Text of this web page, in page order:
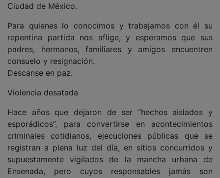
Ciudad de México.
Para quienes lo conocimos y trabajamos con él su
repentina partida nos aflige, y esperamos que sus
padres, hermanos, familiares y amigos encuentren
consuelo y resignación.
Descanse en paz.
Violencia desatada
Hace años que dejaron de ser “hechos aislados y
esporádicos”, para convertirse en acontecimientos
criminales cotidianos, ejecuciones públicas que se
registran a plena luz del día, en sitios concurridos y
supuestamente vigilados de la mancha urbana de
Ensenada, pero cuyos responsables jamás son